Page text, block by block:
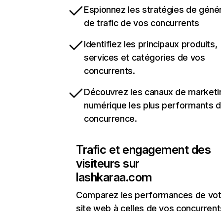
Espionnez les stratégies de
de trafic de vos concurrents
Identifiez les principaux produits,
services et catégories de vos
concurrents.
Découvrez les canaux de
numérique les plus performants
concurrence.
Trafic et engagement des
visiteurs sur
lashkaraa.com
Comparez les performances de
site web à celles de vos